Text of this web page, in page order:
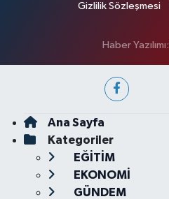
Gizlilik Sözleşmesi
Haber Yazılımı:
Ana Sayfa
Kategoriler
EĞİTİM
EKONOMİ
GÜNDEM